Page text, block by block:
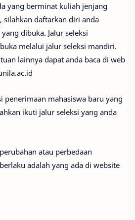
yang berminat kuliah jenjang
silahkan daftarkan diri anda
dibuka. Jalur seleksi
melalui jalur seleksi mandiri.
lainnya dapat anda baca di web
penerimaan mahasiswa baru yang
ikuti jalur seleksi yang anda
atau perbedaan
adalah yang ada di website